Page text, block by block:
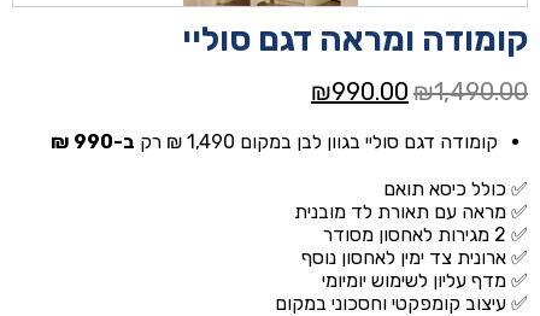
קומודה ומראה דגם סוליי
₪1,490.00
המחיר
היה:
₪1,490.00.
₪990.00
הוא:
קומודה דגם סוליי בגוון לבן במקום 1,490 ₪ רק ב-990 ₪
✅ כולל כיסא תואם
✅ מראה עם תאורת לד מובנית
✅ 2 מגירות לאחסון מסודר
✅ ארונית צד ימין לאחסון נוסף
✅ מדף עליון לשימוש יומיומי
✅ עיצוב קומפקטי וחסכוני במקום